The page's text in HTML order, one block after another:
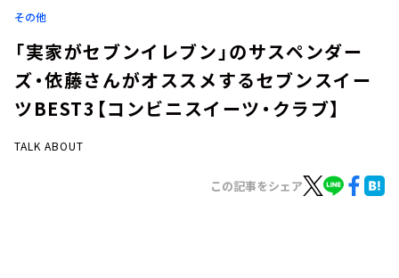
その他
「実家がセブンイレブン」のサスペンダー
ズ・依藤さんがオススメするセブンスイー
ツBEST3【コンビニスイーツ・クラブ】
TALK ABOUT
この記事をシェア